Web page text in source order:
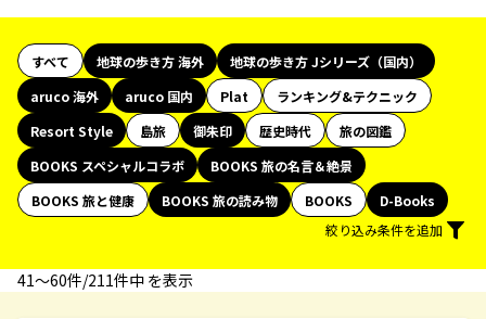
すべて 地球の歩き方 海外
地球の歩き方 Jシリーズ（国内）
aruco 海外
aruco 国内 Plat
ランキング&テクニック
Resort Style
島旅 御朱印 歴史時代
旅の図鑑
BOOKS スペシャルコラボ
BOOKS 旅の名言＆絶景
BOOKS 旅と健康
BOOKS 旅の読み物 BOOKS
D-Books
絞り込み条件を追加
41〜60件/211件中 を表示